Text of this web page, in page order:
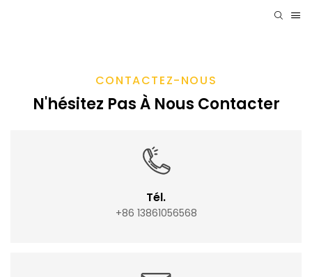
CONTACTEZ-NOUS
N'hésitez Pas À Nous Contacter
Tél.
+86 13861056568